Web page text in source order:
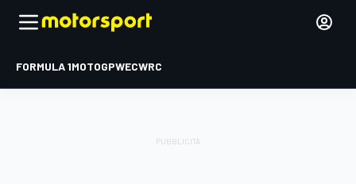
FORMULA 1MOTOGPWECWRC